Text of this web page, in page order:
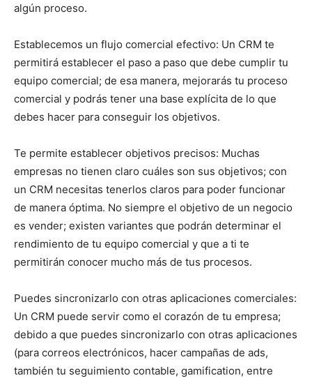
algún proceso.
Establecemos un flujo comercial efectivo: Un CRM te
permitirá establecer el paso a paso que debe cumplir tu
equipo comercial; de esa manera, mejorarás tu proceso
comercial y podrás tener una base explícita de lo que
debes hacer para conseguir los objetivos.
Te permite establecer objetivos precisos: Muchas
empresas no tienen claro cuáles son sus objetivos; con
un CRM necesitas tenerlos claros para poder funcionar
de manera óptima. No siempre el objetivo de un negocio
es vender; existen variantes que podrán determinar el
rendimiento de tu equipo comercial y que a ti te
permitirán conocer mucho más de tus procesos.
Puedes sincronizarlo con otras aplicaciones comerciales:
Un CRM puede servir como el corazón de tu empresa;
debido a que puedes sincronizarlo con otras aplicaciones
(para correos electrónicos, hacer campañas de ads,
también tu seguimiento contable, gamification, entre